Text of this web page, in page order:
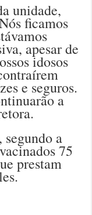
unidade,
ficamos
apesar de
idosos
e seguros.
a
a
75
prestam